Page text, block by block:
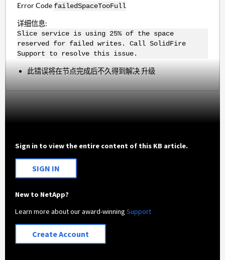
Error Code failedSpaceTooFull
详细信息:
Slice service is using 25% of the space
reserved for failed writes. Call SolidFire
Support to resolve this issue.
此错误将在节点完成后不久得到解决 升级
Sign in to view the entire content of this KB article.
SIGN IN
New to NetApp?
Learn more about our award-winningSupport
Create Account